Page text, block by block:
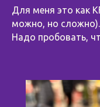
Для меня это как
можно, но сложно).
Надо пробовать,